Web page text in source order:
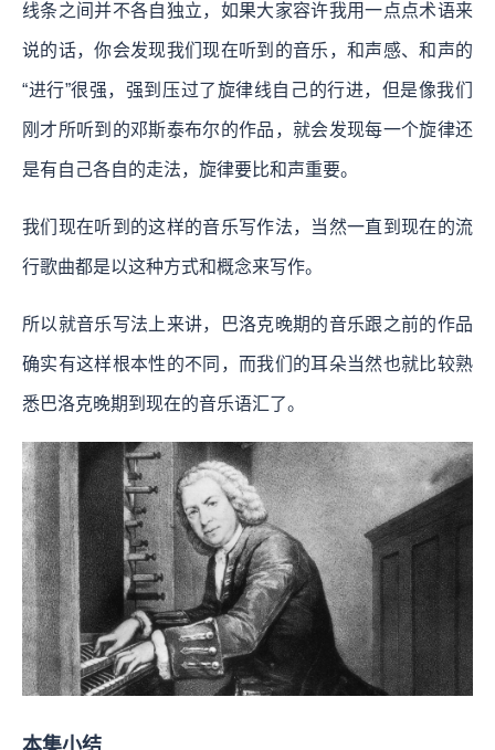
线条之间并不各自独立，如果大家容许我用一点点术语来
说的话，你会发现我们现在听到的音乐，和声感、和声的
“进行”很强，强到压过了旋律线自己的行进，但是像我们
刚才所听到的邓斯泰布尔的作品，就会发现每一个旋律还
是有自己各自的走法，旋律要比和声重要。
我们现在听到的这样的音乐写作法，当然一直到现在的流
行歌曲都是以这种方式和概念来写作。
所以就音乐写法上来讲，巴洛克晚期的音乐跟之前的作品
确实有这样根本性的不同，而我们的耳朵当然也就比较熟
悉巴洛克晚期到现在的音乐语汇了。
本集小结